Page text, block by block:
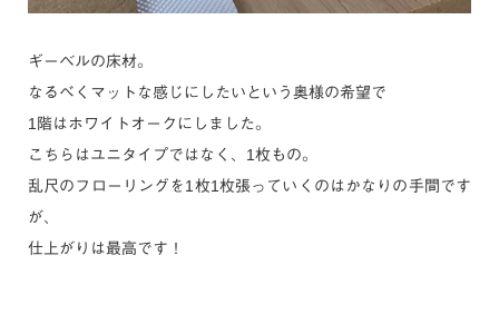
ギーベルの床材。
なるべくマットな感じにしたいという奥様の希望で
1階はホワイトオークにしました。
こちらはユニタイプではなく、1枚もの。
乱尺のフローリングを1枚1枚張っていくのはかなりの手間です
が、
仕上がりは最高です！